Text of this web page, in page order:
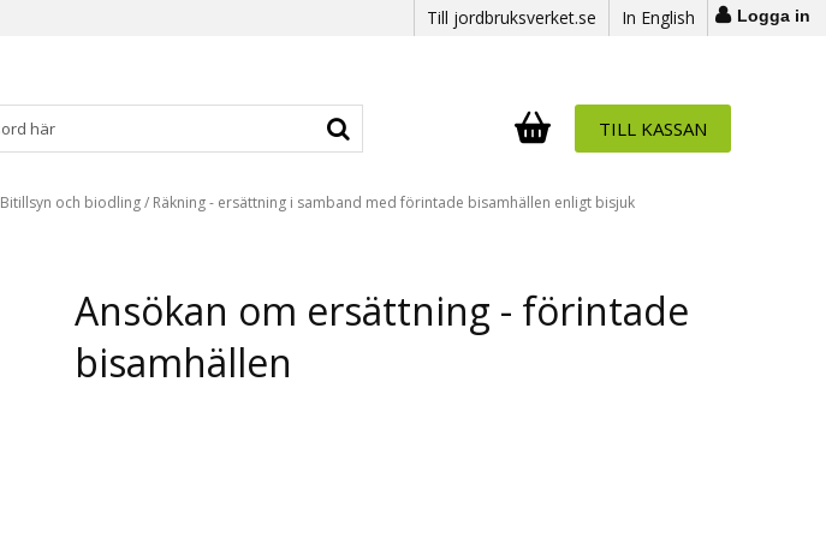
Till jordbruksverket.se In English Logga in
Antal i varukorg:
. TILL KASSAN
Bitillsyn och biodling/ Räkning - ersättning i samband med förintade bisamhällen enligt bisjuk
Ansökan om ersättning - förintade
bisamhällen